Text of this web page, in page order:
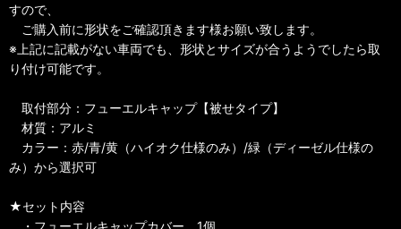
すので、
ご購入前に形状をご確認頂きます様お願い致します。
※上記に記載がない車両でも、形状とサイズが合うようでしたら取
り付け可能です。
取付部分：フューエルキャップ【被せタイプ】
材質：アルミ
カラー：赤/青/黄（ハイオク仕様のみ）/緑（ディーゼル仕様の
み）から選択可
★セット内容
・フューエルキャップカバー 1個